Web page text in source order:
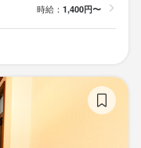
時給： 1,400円〜